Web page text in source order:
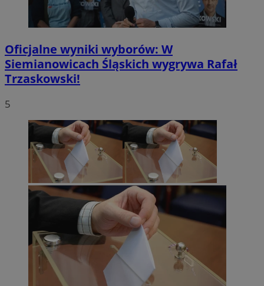
Oficjalne wyniki wyborów: W
Siemianowicach Śląskich wygrywa Rafał
Trzaskowski!
5